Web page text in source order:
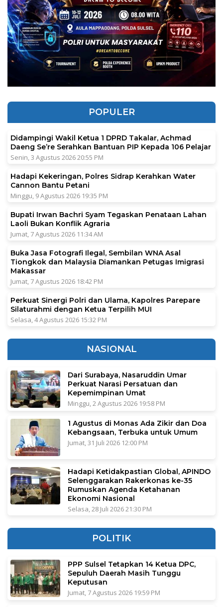
POPULER
Didampingi Wakil Ketua 1 DPRD Takalar, Achmad
Daeng Se’re Serahkan Bantuan PIP Kepada 106 Pelajar
Senin, 3 Agustus 2026 20:55 PM
Hadapi Kekeringan, Polres Sidrap Kerahkan Water
Cannon Bantu Petani
Minggu, 9 Agustus 2026 19:35 PM
Bupati Irwan Bachri Syam Tegaskan Penataan Lahan
Laoli Bukan Konflik Agraria
Jumat, 7 Agustus 2026 11:34 AM
Buka Jasa Fotografi Ilegal, Sembilan WNA Asal
Tiongkok dan Malaysia Diamankan Petugas Imigrasi
Makassar
Jumat, 7 Agustus 2026 18:42 PM
Perkuat Sinergi Polri dan Ulama, Kapolres Parepare
Silaturahmi dengan Ketua Terpilih MUI
Selasa, 4 Agustus 2026 15:32 PM
NASIONAL
Dari Surabaya, Nasaruddin Umar
Perkuat Narasi Persatuan dan
Kepemimpinan Umat
Minggu, 2 Agustus 2026 19:58 PM
1 Agustus di Monas Ada Zikir dan Doa
Kebangsaan, Terbuka untuk Umum
Jumat, 31 Juli 2026 12:00 PM
Hadapi Ketidakpastian Global, APINDO
Selenggarakan Rakerkonas ke-35
Rumuskan Agenda Ketahanan
Ekonomi Nasional
Selasa, 28 Juli 2026 21:30 PM
POLITIK
PPP Sulsel Tetapkan 14 Ketua DPC,
Sepuluh Daerah Masih Tunggu
Keputusan
Jumat, 7 Agustus 2026 19:59 PM